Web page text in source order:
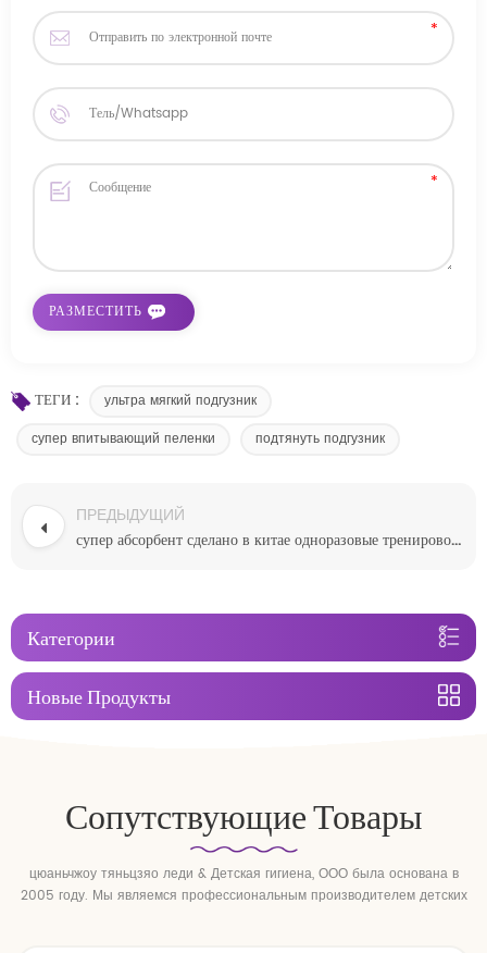
ТЕГИ :
ультра мягкий подгузник
супер впитывающий пеленки
подтянуть подгузник
ПРЕДЫДУЩИЙ
супер абсорбент сделано в китае одноразовые тренировочные детские штаны
Категории
Новые Продукты
Сопутствующие Товары
цюаньчжоу тяньцзяо леди & Детская гигиена, ООО была основана в
2005 году. Мы являемся профессиональным производителем детских